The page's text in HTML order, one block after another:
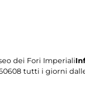
dei Fori Imperiali
tutti i giorni